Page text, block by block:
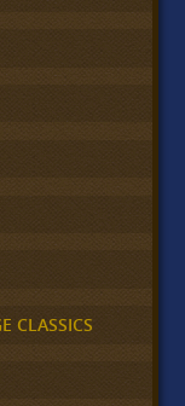
CLASSICS